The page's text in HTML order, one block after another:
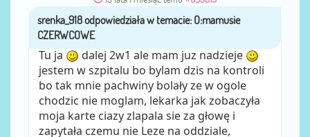
przezsrenka_918
Tu ja
dalej 2w1 ale mam juz nadzieje
jestem w szpitalu bo bylam dzis na kontroli
bo tak mnie pachwiny bolały ze w ogole
chodzic nie moglam, lekarka jak zobaczyła
moja karte ciazy zlapala sie za głowę i
zapytała czemu nie Leze na oddziale,